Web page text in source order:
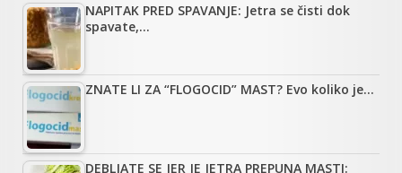
NAPITAK PRED SPAVANJE: Jetra se čisti dok
spavate,…
ZNATE LI ZA “FLOGOCID” MAST? Evo koliko je…
DEBLJATE SE JER JE JETRA PREPUNA MASTI: